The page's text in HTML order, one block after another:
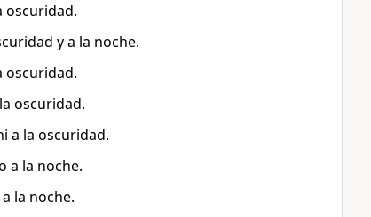
oscuridad.
y a la noche.
oscuridad.
oscuridad.
a la oscuridad.
a la noche.
la noche.